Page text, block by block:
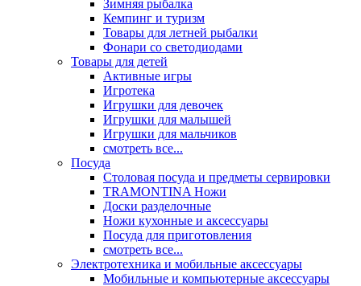
Зимняя рыбалка
Кемпинг и туризм
Товары для летней рыбалки
Фонари со светодиодами
Товары для детей
Активные игры
Игротека
Игрушки для девочек
Игрушки для малышей
Игрушки для мальчиков
смотреть все...
Посуда
Столовая посуда и предметы сервировки
TRAMONTINA Ножи
Доски разделочные
Ножи кухонные и аксессуары
Посуда для приготовления
смотреть все...
Электротехника и мобильные аксессуары
Мобильные и компьютерные аксессуары